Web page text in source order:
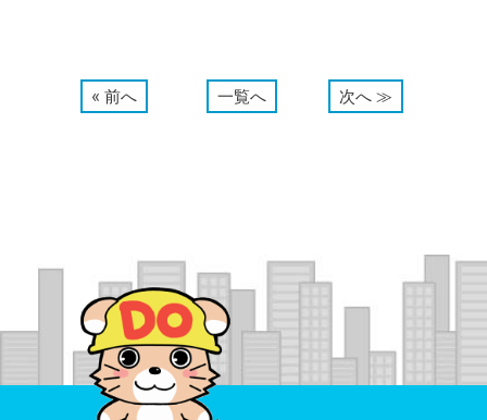
« 前へ 一覧へ 次へ ≫